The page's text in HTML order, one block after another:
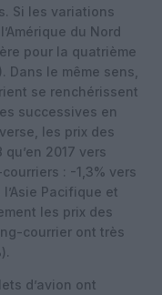
Si les variations
du Nord
pour la quatrième
Dans le même sens,
se renchérissent
successives en
les prix des
2017 vers
: -1,3% vers
Pacifique et
les prix des
courrier ont très
).
d’avion ont